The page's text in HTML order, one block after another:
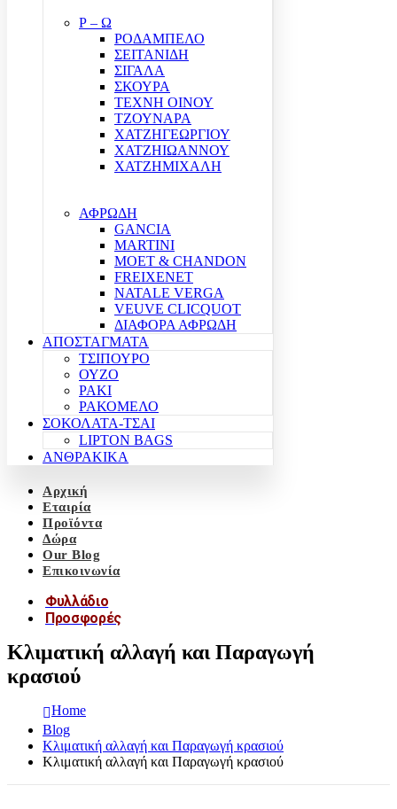
Ρ – Ω
ΡΟΔΑΜΠΕΛΟ
ΣΕΙΤΑΝΙΔΗ
ΣΙΓΑΛΑ
ΣΚΟΥΡΑ
ΤΕΧΝΗ ΟΙΝΟΥ
ΤΖΟΥΝΑΡΑ
ΧΑΤΖΗΓΕΩΡΓΙΟΥ
ΧΑΤΖΗΙΩΑΝΝΟΥ
ΧΑΤΖΗΜΙΧΑΛΗ
ΑΦΡΩΔΗ
GANCIA
MARTINI
MOET & CHANDON
FREIXENET
NATALE VERGA
VEUVE CLICQUOT
ΔΙΑΦΟΡΑ ΑΦΡΩΔΗ
ΑΠΟΣΤΑΓΜΑΤΑ
ΤΣΙΠΟΥΡΟ
ΟΥΖΟ
ΡΑΚΙ
ΡΑΚΟΜΕΛΟ
ΣΟΚΟΛΑΤΑ-ΤΣΑΙ
LIPTON BAGS
ΑΝΘΡΑΚΙΚΑ
Αρχική
Εταιρία
Προϊόντα
Δώρα
Our Blog
Επικοινωνία
Φυλλάδιο
Προσφορές
Κλιματική αλλαγή και Παραγωγή
κρασιού
Home
Blog
Κλιματική αλλαγή και Παραγωγή κρασιού
Κλιματική αλλαγή και Παραγωγή κρασιού